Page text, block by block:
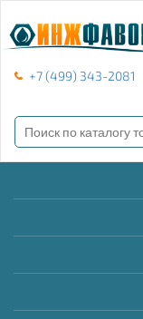
+7 (499) 343-2081